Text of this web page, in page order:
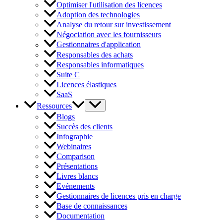
Optimiser l'utilisation des licences
Adoption des technologies
Analyse du retour sur investissement
Négociation avec les fournisseurs
Gestionnaires d'application
Responsables des achats
Responsables informatiques
Suite C
Licences élastiques
SaaS
Ressources
Blogs
Succès des clients
Infographie
Webinaires
Comparison
Présentations
Livres blancs
Evénements
Gestionnaires de licences pris en charge
Base de connaissances
Documentation